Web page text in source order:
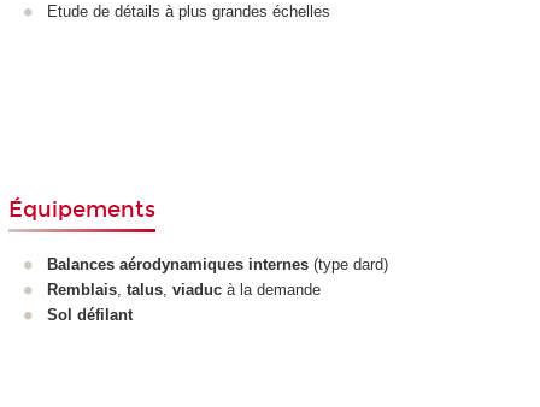
Etude de détails à plus grandes échelles
Équipements
Balances aérodynamiques internes (type dard)
Remblais, talus, viaduc à la demande
Sol défilant